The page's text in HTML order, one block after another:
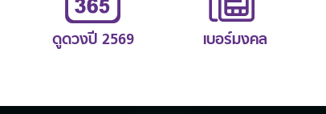
ดูดวงปี 2569 เบอร์มงคล